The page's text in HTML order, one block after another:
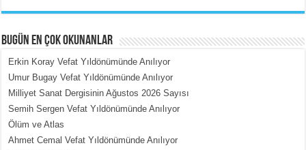
MEHMET ÇOBAN
İçerdeki Put Dışardaki Maskeler...
BUGÜN EN ÇOK OKUNANLAR
Erkin Koray Vefat Yıldönümünde Anılıyor
Umur Bugay Vefat Yıldönümünde Anılıyor
Milliyet Sanat Dergisinin Ağustos 2026 Sayısı
Semih Sergen Vefat Yıldönümünde Anılıyor
Ölüm ve Atlas
Ahmet Cemal Vefat Yıldönümünde Anılıyor